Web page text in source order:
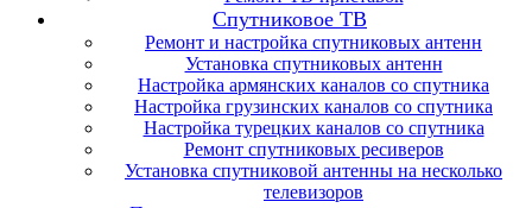
Спутниковое ТВ
Ремонт и настройка спутниковых антенн
Установка спутниковых антенн
Настройка армянских каналов со спутника
Настройка грузинских каналов со спутника
Настройка турецких каналов со спутника
Ремонт спутниковых ресиверов
Установка спутниковой антенны на несколько
телевизоров